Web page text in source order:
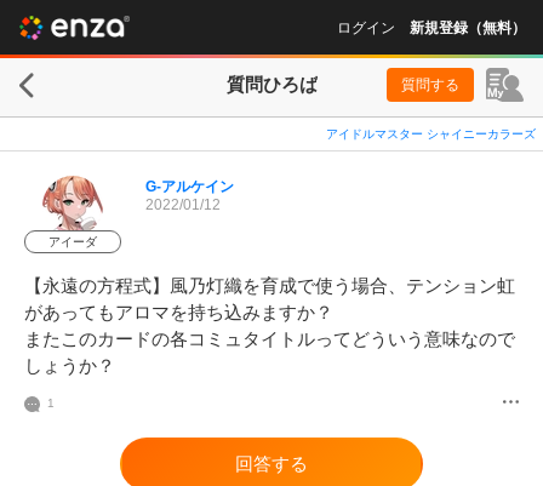
ログイン 新規登録（無料）
質問ひろば 質問する
アイドルマスター シャイニーカラーズ
アイーダ
G-アルケイン
2022/01/12
【永遠の方程式】風乃灯織を育成で使う場合、テンション虹
があってもアロマを持ち込みますか？
またこのカードの各コミュタイトルってどういう意味なので
しょうか？
1
回答する